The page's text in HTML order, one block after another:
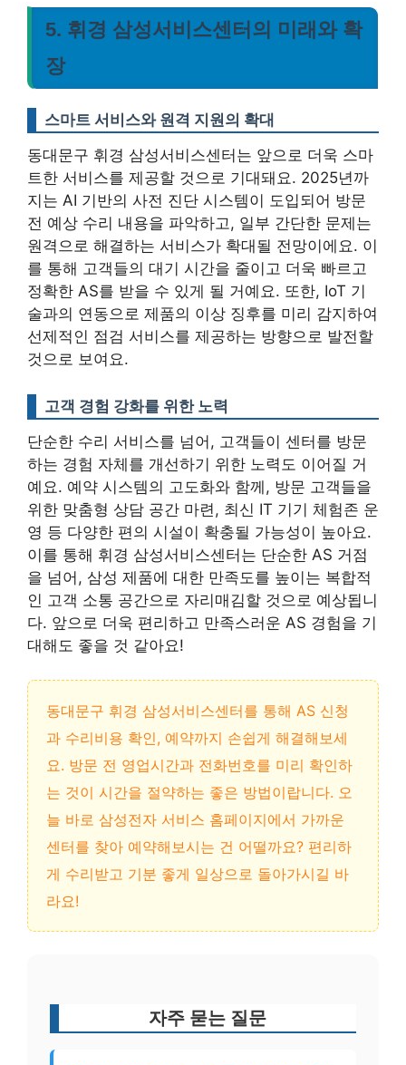
5. 휘경 삼성서비스센터의 미래와 확
장
스마트 서비스와 원격 지원의 확대
동대문구 휘경 삼성서비스센터는 앞으로 더욱 스마
트한 서비스를 제공할 것으로 기대돼요. 2025년까
지는 AI 기반의 사전 진단 시스템이 도입되어 방문
전 예상 수리 내용을 파악하고, 일부 간단한 문제는
원격으로 해결하는 서비스가 확대될 전망이에요. 이
를 통해 고객들의 대기 시간을 줄이고 더욱 빠르고
정확한 AS를 받을 수 있게 될 거예요. 또한, IoT 기
술과의 연동으로 제품의 이상 징후를 미리 감지하여
선제적인 점검 서비스를 제공하는 방향으로 발전할
것으로 보여요.
고객 경험 강화를 위한 노력
단순한 수리 서비스를 넘어, 고객들이 센터를 방문
하는 경험 자체를 개선하기 위한 노력도 이어질 거
예요. 예약 시스템의 고도화와 함께, 방문 고객들을
위한 맞춤형 상담 공간 마련, 최신 IT 기기 체험존 운
영 등 다양한 편의 시설이 확충될 가능성이 높아요.
이를 통해 휘경 삼성서비스센터는 단순한 AS 거점
을 넘어, 삼성 제품에 대한 만족도를 높이는 복합적
인 고객 소통 공간으로 자리매김할 것으로 예상됩니
다. 앞으로 더욱 편리하고 만족스러운 AS 경험을 기
대해도 좋을 것 같아요!
동대문구 휘경 삼성서비스센터를 통해 AS 신청
과 수리비용 확인, 예약까지 손쉽게 해결해보세
요. 방문 전 영업시간과 전화번호를 미리 확인하
는 것이 시간을 절약하는 좋은 방법이랍니다. 오
늘 바로 삼성전자 서비스 홈페이지에서 가까운
센터를 찾아 예약해보시는 건 어떨까요? 편리하
게 수리받고 기분 좋게 일상으로 돌아가시길 바
라요!
자주 묻는 질문